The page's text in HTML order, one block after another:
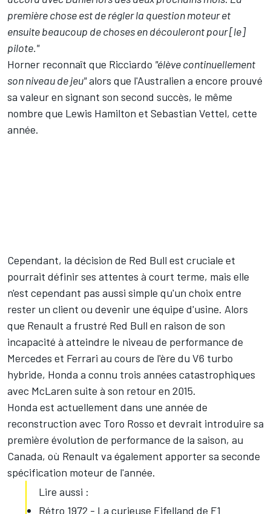
première chose est de régler la question moteur et
ensuite beaucoup de choses en découleront pour [le]
pilote."
Horner reconnaît que Ricciardo "élève continuellement
son niveau de jeu"alors que l'Australien a encore prouvé
sa valeur en signant son second succès, le même
nombre que Lewis Hamilton et Sebastian Vettel, cette
année.
Cependant, la décision de Red Bull est cruciale et
pourrait définir ses attentes à court terme, mais elle
n'est cependant pas aussi simple qu'un choix entre
rester un client ou devenir une équipe d'usine. Alors
que Renault a frustré Red Bull en raison de son
incapacité à atteindre le niveau de performance de
Mercedes et Ferrari au cours de l'ère du V6 turbo
hybride, Honda a connu trois années catastrophiques
avec McLaren suite à son retour en 2015.
Honda est actuellement dans une année de
reconstruction avec Toro Rosso et devrait introduire sa
première évolution de performance de la saison, au
Canada, où Renault va également apporter sa seconde
spécification moteur de l'année.
Lire aussi :
Rétro 1972 - La curieuse Eifelland de F1